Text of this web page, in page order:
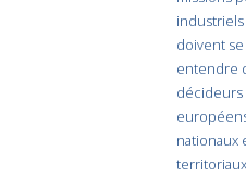
doivent
entendre
nationaux